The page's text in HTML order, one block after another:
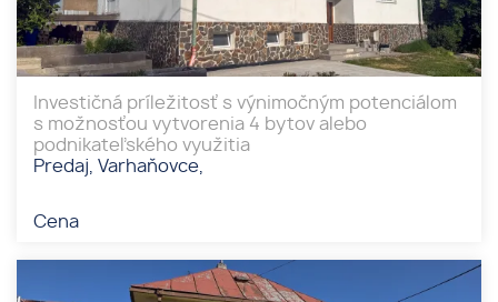
Investičná príležitosť s výnimočným potenciálom
s možnosťou vytvorenia 4 bytov alebo
podnikateľského využitia
Predaj, Varhaňovce,
Cena